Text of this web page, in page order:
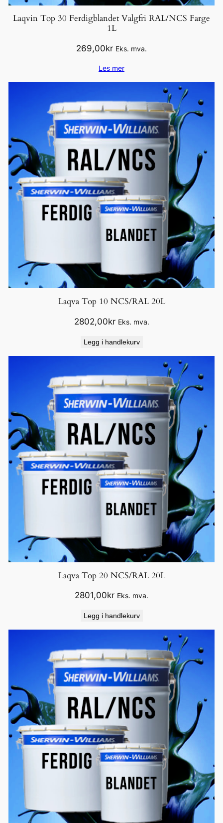
Laqvin Top 30 Ferdigblandet Valgfri RAL/NCS Farge
1L
269,00kr Eks. mva.
Les mer
Laqva Top 10 NCS/RAL 20L
2802,00kr Eks. mva.
Legg i handlekurv
Laqva Top 20 NCS/RAL 20L
2801,00kr Eks. mva.
Legg i handlekurv